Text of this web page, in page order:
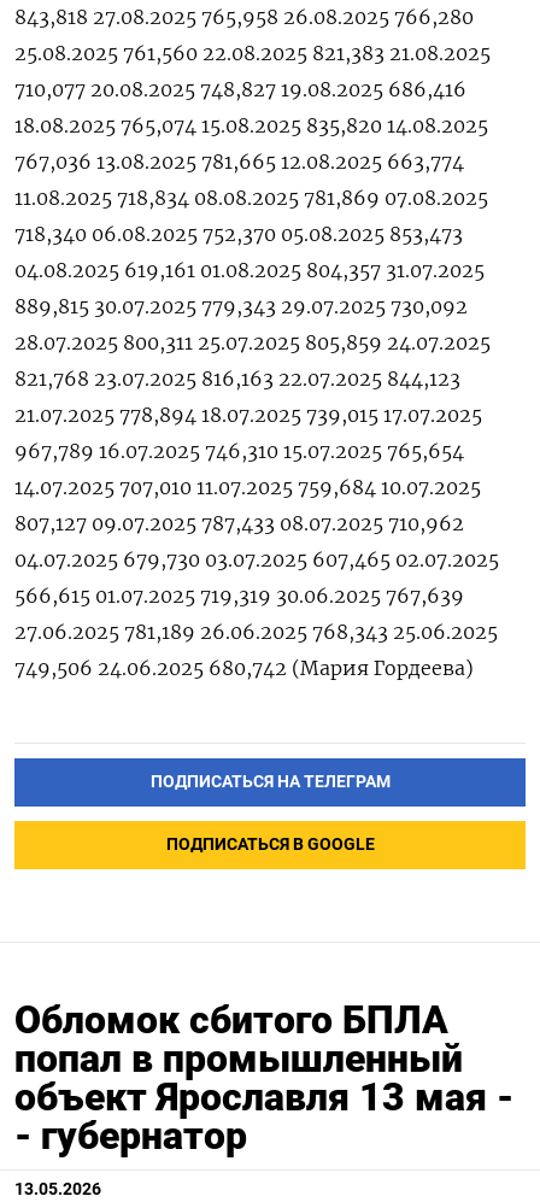
843,818 27.08.2025 765,958 26.08.2025 766,280
25.08.2025 761,560 22.08.2025 821,383 21.08.2025
710,077 20.08.2025 748,827 19.08.2025 686,416
18.08.2025 765,074 15.08.2025 835,820 14.08.2025
767,036 13.08.2025 781,665 12.08.2025 663,774
11.08.2025 718,834 08.08.2025 781,869 07.08.2025
718,340 06.08.2025 752,370 05.08.2025 853,473
04.08.2025 619,161 01.08.2025 804,357 31.07.2025
889,815 30.07.2025 779,343 29.07.2025 730,092
28.07.2025 800,311 25.07.2025 805,859 24.07.2025
821,768 23.07.2025 816,163 22.07.2025 844,123
21.07.2025 778,894 18.07.2025 739,015 17.07.2025
967,789 16.07.2025 746,310 15.07.2025 765,654
14.07.2025 707,010 11.07.2025 759,684 10.07.2025
807,127 09.07.2025 787,433 08.07.2025 710,962
04.07.2025 679,730 03.07.2025 607,465 02.07.2025
566,615 01.07.2025 719,319 30.06.2025 767,639
27.06.2025 781,189 26.06.2025 768,343 25.06.2025
749,506 24.06.2025 680,742 (Мария ‌Гордеева)
ПОДПИСАТЬСЯ НА ТЕЛЕГРАМ
ПОДПИСАТЬСЯ В GOOGLE
Обломок сбитого БПЛА
попал в промышленный
объект Ярославля 13 мая -
- губернатор
13.05.2026